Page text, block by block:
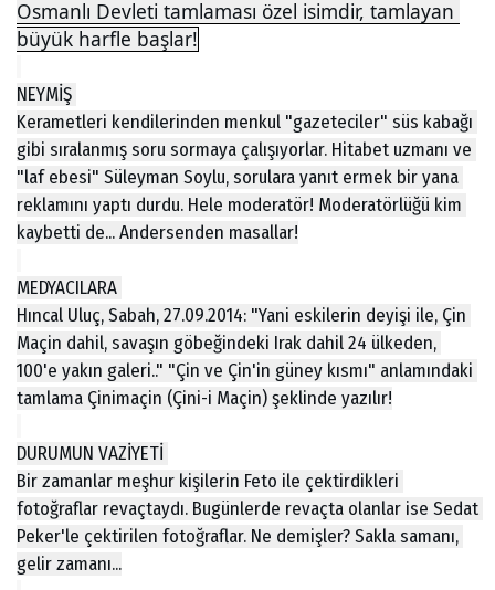
Osmanlı Devleti tamlaması özel isimdir, tamlayan
büyük harfle başlar!
NEYMİŞ
Kerametleri kendilerinden menkul "gazeteciler" süs kabağı
gibi sıralanmış soru sormaya çalışıyorlar. Hitabet uzmanı ve
"laf ebesi" Süleyman Soylu, sorulara yanıt ermek bir yana
reklamını yaptı durdu. Hele moderatör! Moderatörlüğü kim
kaybetti de... Andersenden masallar!
MEDYACILARA
Hıncal Uluç, Sabah, 27.09.2014: "Yani eskilerin deyişi ile, Çin
Maçin dahil, savaşın göbeğindeki Irak dahil 24 ülkeden,
100'e yakın galeri.." "Çin ve Çin'in güney kısmı" anlamındaki
tamlama Çinimaçin (Çini-i Maçin) şeklinde yazılır!
DURUMUN VAZİYETİ
Bir zamanlar meşhur kişilerin Feto ile çektirdikleri
fotoğraflar revaçtaydı. Bugünlerde revaçta olanlar ise Sedat
Peker'le çektirilen fotoğraflar. Ne demişler? Sakla samanı,
gelir zamanı...